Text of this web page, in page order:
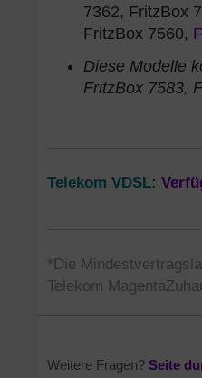
7362, FritzBox
FritzBox 7560,
Diese Modelle
FritzBox 7583,
Telekom VDSL:
*Die
Telekom
Weitere Fragen? Seite